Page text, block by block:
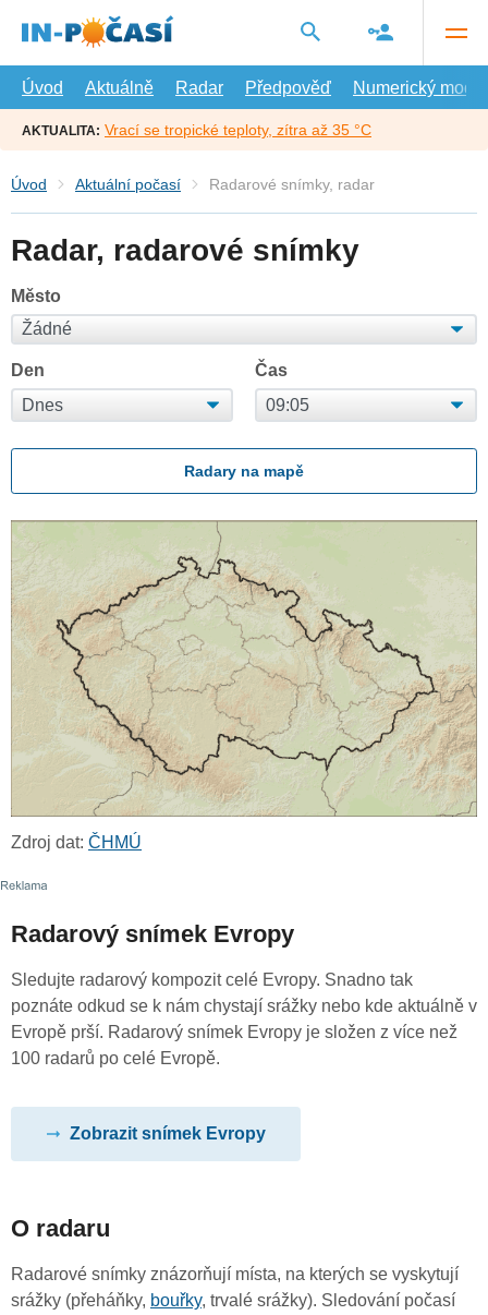
hlavní
Úvod
Aktuálně Radar Předpověď Numerický model
AKTUALITA: Vrací se tropické teploty, zítra až 35 °C
Úvod Aktuální počasí Radarové snímky, radar
Radar, radarové snímky
Město
Den Čas
Radary na mapě
Zdroj dat: ČHMÚ
Radarový snímek Evropy
Sledujte radarový kompozit celé Evropy. Snadno tak
poznáte odkud se k nám chystají srážky nebo kde aktuálně v
Evropě prší. Radarový snímek Evropy je složen z více než
100 radarů po celé Evropě.
Zobrazit snímek Evropy
O radaru
Radarové snímky znázorňují místa, na kterých se vyskytují
srážky (přeháňky, bouřky, trvalé srážky). Sledování počasí